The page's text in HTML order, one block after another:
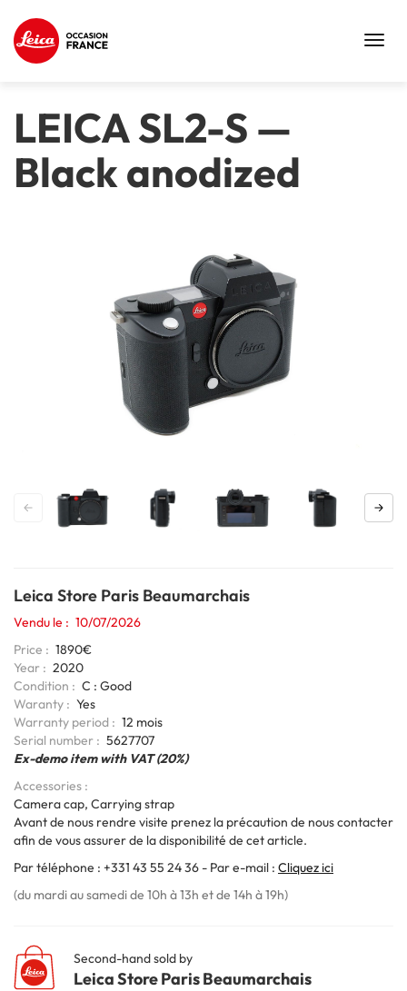
LEICA SL2-S —
Black anodized
Leica Store Paris Beaumarchais
Vendu le
10/07/2026
Price
1890€
Year
2020
Condition
C : Good
Waranty
Yes
Warranty period
12 mois
6bits
Coding
Serial number
5627707
Ex-demo item with VAT (20%)
Accessories
Camera cap, Carrying strap
Avant de nous rendre visite prenez la précaution de nous contacter
afin de vous assurer de la disponibilité de cet article.
Par téléphone : +331 43 55 24 36 - Par e-mail : Cliquez ici
(du mardi au samedi de 10h à 13h et de 14h à 19h)
Second-hand sold by
Leica Store Paris Beaumarchais